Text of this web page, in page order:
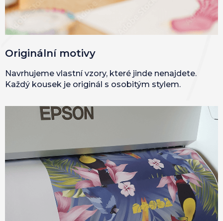
Originální motivy
Navrhujeme vlastní vzory, které jinde nenajdete.
Každý kousek je originál s osobitým stylem.